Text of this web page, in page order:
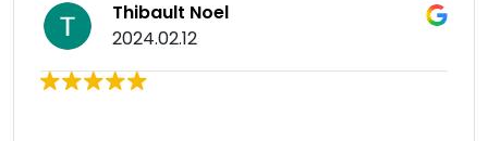
Thibault Noel
2024.02.12